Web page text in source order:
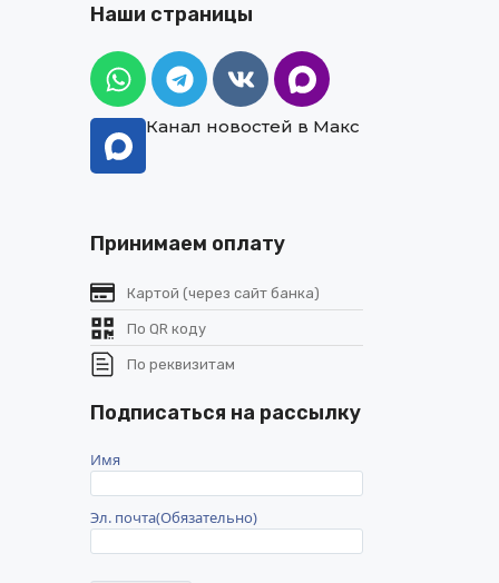
Наши страницы
Канал новостей в Макс
Принимаем оплату
Картой (через сайт банка)
По QR коду
По реквизитам
Подписаться на рассылку
Имя
Эл. почта(Обязательно)